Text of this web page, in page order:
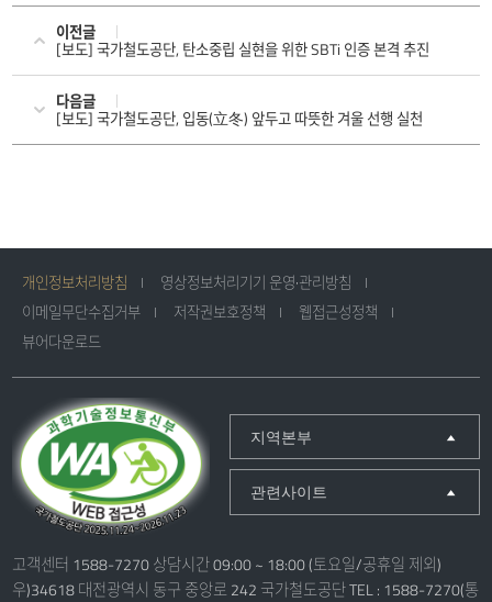
이전글
[보도] 국가철도공단, 탄소중립 실현을 위한 SBTi 인증 본격 추진
다음글
[보도] 국가철도공단, 입동(立冬) 앞두고 따뜻한 겨울 선행 실천
개인정보처리방침
영상정보처리기기 운영·관리방침
이메일무단수집거부
저작권보호정책
웹접근성정책
뷰어다운로드
지역본부
관련사이트
고객센터 1588-7270 상담시간 09:00 ~ 18:00 (토요일/공휴일 제외)
우)34618 대전광역시 동구 중앙로 242 국가철도공단 TEL : 1588-7270(통